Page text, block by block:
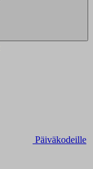
Päiväkodeille